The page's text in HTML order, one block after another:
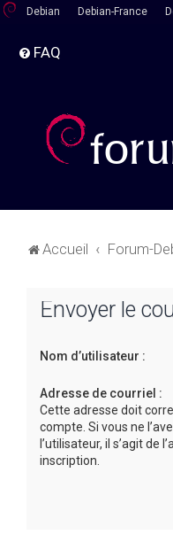
Debian Debian-France
FAQ
Accueil Forum-
Envoyer le
Nom d’utilisateur :
Adresse de courriel :
Cette adresse doit
compte. Si vous ne
l’utilisateur, il s’agit de
inscription.